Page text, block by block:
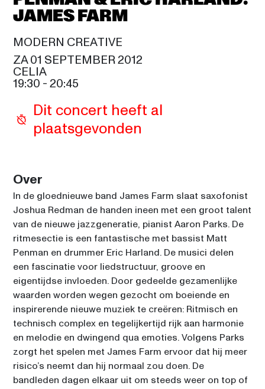
ALICIA KEYS
SAM COOKE
SIUDY
SAM COOKE
WAYLON
SIR DUKE
CELIA
MANÁ
SAM COOKE
23:00
PAQUITO D'RIVERA SEPTET
CELIA
INDIA.ARIE
SIR DUKE
00:30
JAMES FARM
MODERN CREATIVE
ZA 01 SEPTEMBER 2012
CELIA
19:30 - 20:45
Dit concert heeft al
plaatsgevonden
Over
In de gloednieuwe band James Farm slaat saxofonist
Joshua Redman de handen ineen met een groot talent
van de nieuwe jazzgeneratie, pianist Aaron Parks. De
ritmesectie is een fantastische met bassist Matt
Penman en drummer Eric Harland. De musici delen
een fascinatie voor liedstructuur, groove en
eigentijdse invloeden. Door gedeelde gezamenlijke
waarden worden wegen gezocht om boeiende en
inspirerende nieuwe muziek te creëren: Ritmisch en
technisch complex en tegelijkertijd rijk aan harmonie
en melodie en dwingend qua emoties. Volgens Parks
zorgt het spelen met James Farm ervoor dat hij meer
risico’s neemt dan hij normaal zou doen. De
bandleden dagen elkaar uit om steeds weer on top of